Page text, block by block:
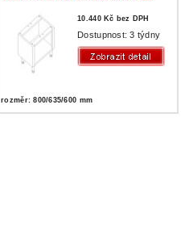
10.440 Kč bez DPH
Dostupnost: 3 týdny
rozměr: 800/635/600 mm